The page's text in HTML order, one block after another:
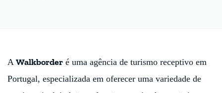
A Walkborder é uma agência de turismo receptivo em
Portugal, especializada em oferecer uma variedade de